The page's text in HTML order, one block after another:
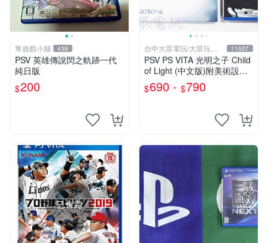
隼遊戲小舖 438
PSV 英雄傳說閃之軌跡一代
純日版
$200
台中大眾電玩/大眾玩具
店
11527
PSV PS VITA 光明之子 Child
of Light (中文版)附美術設定
集(二手商品)【台中大眾電
玩】
$690 - $790
已售完